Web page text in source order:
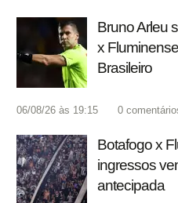
Bruno Arleu
x
Brasileiro
06/08/26 às 19:15 0
Botafogo x
ingressos
antecipada